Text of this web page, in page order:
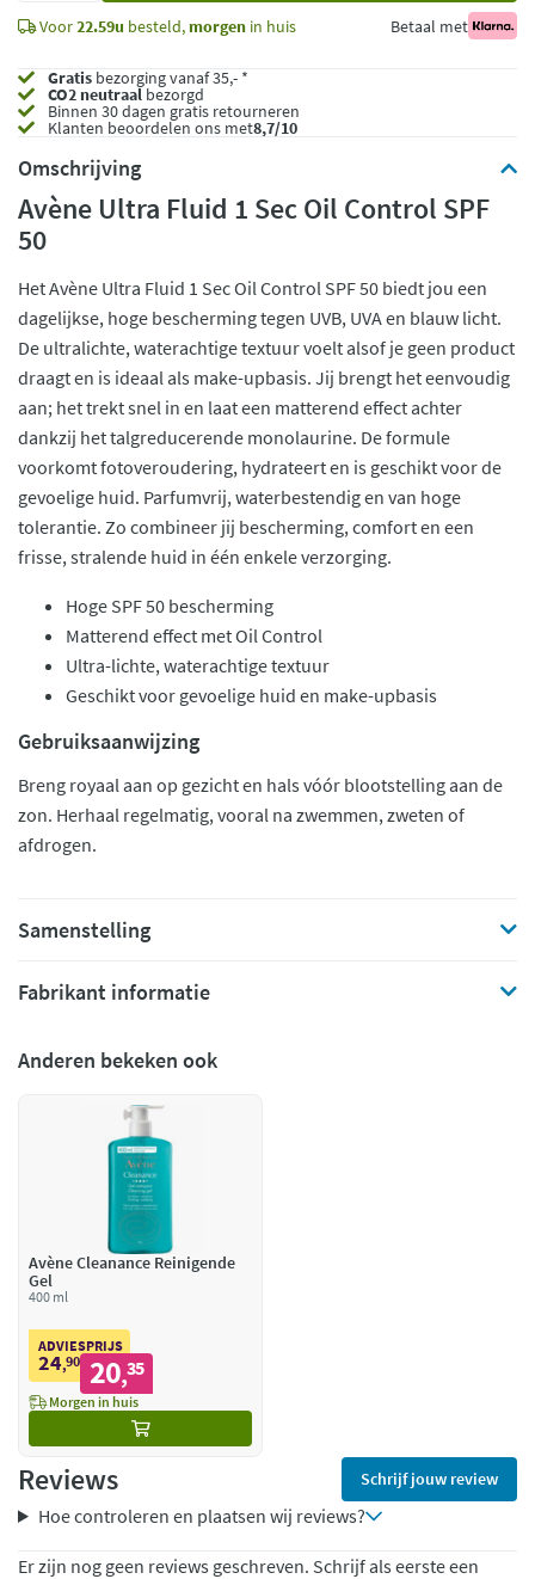
Voor22.59u besteld, morgen in huis Betaal met
Gratis bezorging vanaf 35,- *
CO2 neutraalbezorgd
Binnen 30 dagen gratis retourneren
Klanten beoordelen ons met8,7/10
Omschrijving
Avène Ultra Fluid 1 Sec Oil Control SPF
50
Het Avène Ultra Fluid 1 Sec Oil Control SPF 50 biedt jou een
dagelijkse, hoge bescherming tegen UVB, UVA en blauw licht.
De ultralichte, waterachtige textuur voelt alsof je geen product
draagt en is ideaal als make-upbasis. Jij brengt het eenvoudig
aan; het trekt snel in en laat een matterend effect achter
dankzij het talgreducerende monolaurine. De formule
voorkomt fotoveroudering, hydrateert en is geschikt voor de
gevoelige huid. Parfumvrij, waterbestendig en van hoge
tolerantie. Zo combineer jij bescherming, comfort en een
frisse, stralende huid in één enkele verzorging.
Hoge SPF 50 bescherming
Matterend effect met Oil Control
Ultra-lichte, waterachtige textuur
Geschikt voor gevoelige huid en make-upbasis
Gebruiksaanwijzing
Breng royaal aan op gezicht en hals vóór blootstelling aan de
zon. Herhaal regelmatig, vooral na zwemmen, zweten of
afdrogen.
Samenstelling
Fabrikant informatie
Anderen bekeken ook
Avène Cleanance Reinigende
Gel
400 ml
ADVIESPRIJS
24,90 20,35
Morgen in huis
Reviews Schrijf jouw review
Hoe controleren en plaatsen wij reviews?
Er zijn nog geen reviews geschreven. Schrijf als eerste een